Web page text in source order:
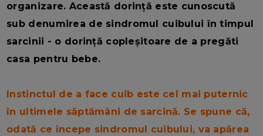
organizare. Această dorință este cunoscută
sub denumirea de sindromul cuibului în timpul
sarcinii - o dorință copleșitoare de a pregăti
casa pentru bebe.
Instinctul de a face cuib este cel mai puternic
în ultimele săptămâni de sarcină. Se spune că,
odată ce începe sindromul cuibului, va apărea